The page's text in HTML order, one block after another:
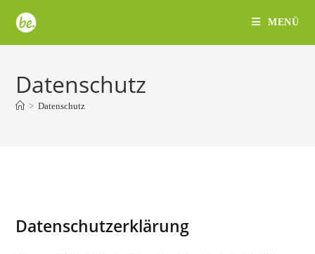
Inhalt
springen
MENÜ
Datenschutz
> Datenschutz
Datenschutzerklärung